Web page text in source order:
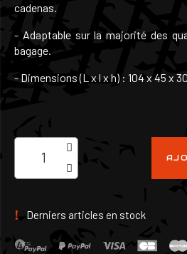
cadenas.
- Adaptable sur la majorité des
bagage.
- Dimensions (L x l x h) : 104 x 45 x
Derniers articles en stock